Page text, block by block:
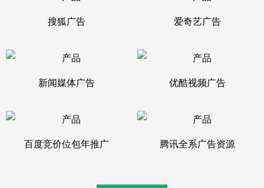
搜狐广告 爱奇艺广告
新闻媒体广告 优酷视频广告
百度竞价位包年推广 腾讯全系广告资源